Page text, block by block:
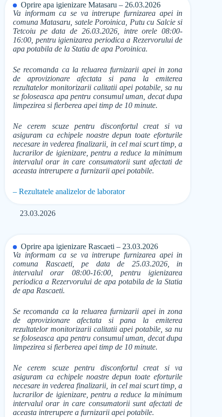
Oprire apa igienizare Matasaru – 26.03.2026
Va informam ca se va intrerupe furnizarea apei in
comuna Matasaru, satele Poroinica, Putu cu Salcie si
Tetcoiu pe data de 26.03.2026, intre orele 08:00-
16:00, pentru igienizarea periodica a Rezervorului de
apa potabila de la Statia de apa Poroinica.
Se recomanda ca la reluarea furnizarii apei in zona
de aprovizionare afectata si pana la emiterea
rezultatelor monitorizarii calitatii apei potabile, sa nu
se foloseasca apa pentru consumul uman, decat dupa
limpezirea si fierberea apei timp de 10 minute.
Ne cerem scuze pentru disconfortul creat si va
asiguram ca echipele noastre depun toate eforturile
necesare in vederea finalizarii, in cel mai scurt timp, a
lucrarilor de igienizare, pentru a reduce la minimum
intervalul orar in care consumatorii sunt afectati de
aceasta intrerupere a furnizarii apei potabile.
– Rezultatele analizelor de laborator
23.03.2026
Oprire apa igienizare Rascaeti – 23.03.2026
Va informam ca se va intrerupe furnizarea apei in
comuna Rascaeti, pe data de 25.03.2026, in
intervalul orar 08:00-16:00, pentru igienizarea
periodica a Rezervorului de apa potabila de la Statia
de apa Rascaeti.
Se recomanda ca la reluarea furnizarii apei in zona
de aprovizionare afectata si pana la emiterea
rezultatelor monitorizarii calitatii apei potabile, sa nu
se foloseasca apa pentru consumul uman, decat dupa
limpezirea si fierberea apei timp de 10 minute.
Ne cerem scuze pentru disconfortul creat si va
asiguram ca echipele noastre depun toate eforturile
necesare in vederea finalizarii, in cel mai scurt timp, a
lucrarilor de igienizare, pentru a reduce la minimum
intervalul orar in care consumatorii sunt afectati de
aceasta intrerupere a furnizarii apei potabile.